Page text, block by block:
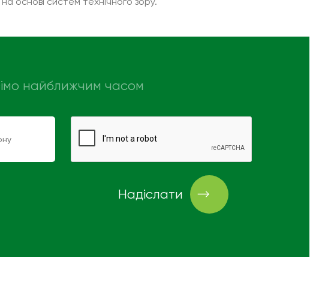
найближчим часом
Надіслати